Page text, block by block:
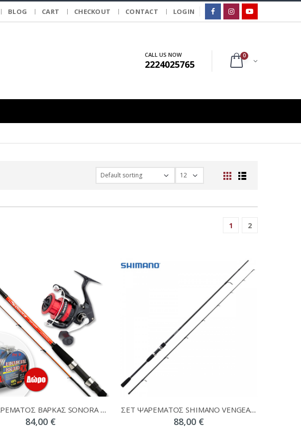
BLOG CART CHECKOUT CONTACT LOGIN
CALL US NOW
2224025765
0
1 2
ΣΕΤ ΨΑΡΕΜΑΤΟΣ ΒΑΡΚΑΣ SONORA 2.10 + SIENNA 4000 + ΔΩΡΟ ΝΗΜΑ
84,00 €
ΣΕΤ ΨΑΡΕΜΑΤΟΣ SHIMANO VENGEANCE 270M 10-35 + SHIMANO FX 4000 + ΔΩΡΟ ΝΗΜΑ
88,00 €